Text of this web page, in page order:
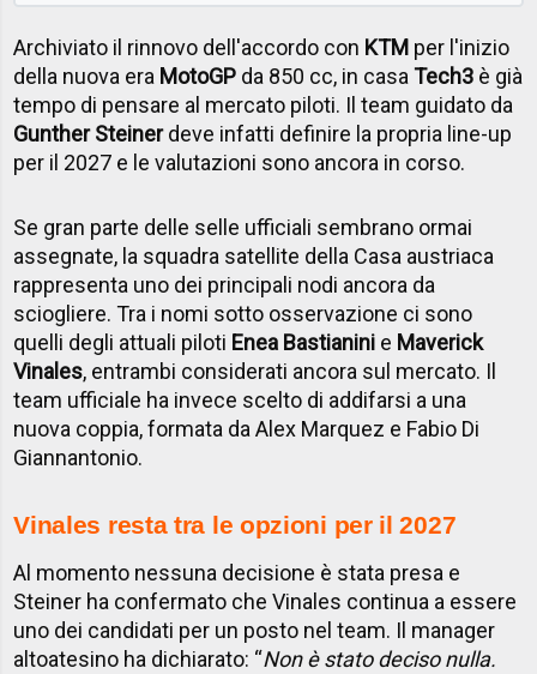
Archiviato il rinnovo dell'accordo con KTM per l'inizio
della nuova era MotoGP da 850 cc, in casaTech3 è già
tempo di pensare al mercato piloti. Il team guidato da
Gunther Steinerdeve infatti definire la propria line-up
per il 2027 e le valutazioni sono ancora in corso.
Se gran parte delle selle ufficiali sembrano ormai
assegnate, la squadra satellite della Casa austriaca
rappresenta uno dei principali nodi ancora da
sciogliere. Tra i nomi sotto osservazione ci sono
quelli degli attuali piloti Enea Bastianini e Maverick
Vinales, entrambi considerati ancora sul mercato. Il
team ufficiale ha invece scelto di addifarsi a una
nuova coppia, formata da Alex Marquez e Fabio Di
Giannantonio.
Vinales resta tra le opzioni per il 2027
Al momento nessuna decisione è stata presa e
Steiner ha confermato che Vinales continua a essere
uno dei candidati per un posto nel team. Il manager
altoatesino ha dichiarato: “Non è stato deciso nulla.